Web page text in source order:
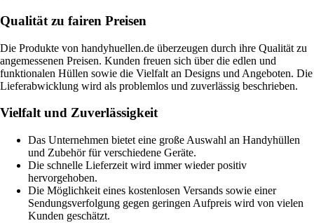
Qualität zu fairen Preisen
Die Produkte von handyhuellen.de überzeugen durch ihre Qualität zu
angemessenen Preisen. Kunden freuen sich über die edlen und
funktionalen Hüllen sowie die Vielfalt an Designs und Angeboten. Die
Lieferabwicklung wird als problemlos und zuverlässig beschrieben.
Vielfalt und Zuverlässigkeit
Das Unternehmen bietet eine große Auswahl an Handyhüllen
und Zubehör für verschiedene Geräte.
Die schnelle Lieferzeit wird immer wieder positiv
hervorgehoben.
Die Möglichkeit eines kostenlosen Versands sowie einer
Sendungsverfolgung gegen geringen Aufpreis wird von vielen
Kunden geschätzt.